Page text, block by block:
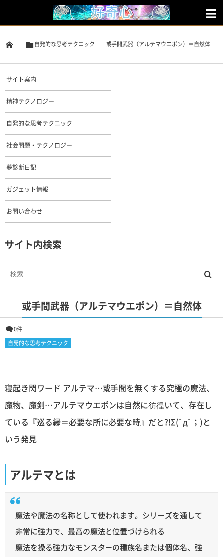
自発的な思考テクニック 或手間武器（アルテマウエポン）＝自然体
サイト案内
精神テクノロジー
自発的な思考テクニック
社会問題・テクノロジー
夢診断日記
ガジェット情報
お問い合わせ
サイト内検索
或手間武器（アルテマウエポン）＝自然体
0件
自発的な思考テクニック
寝起き閃ワード アルテマ…或手間を無くする究極の魔法、
魔物、魔剣…アルテマウエポンは自然に彷徨いて、存在し
ている『巡る縁＝必要な所に必要な時』だと?!Σ(ﾟдﾟ；)と
いう発見
アルテマとは
魔法や魔法の名称として使われます。シリーズを通して
非常に強力で、最高の魔法と位置づけられる
魔法を操る強力なモンスターの種族名または個体名、強